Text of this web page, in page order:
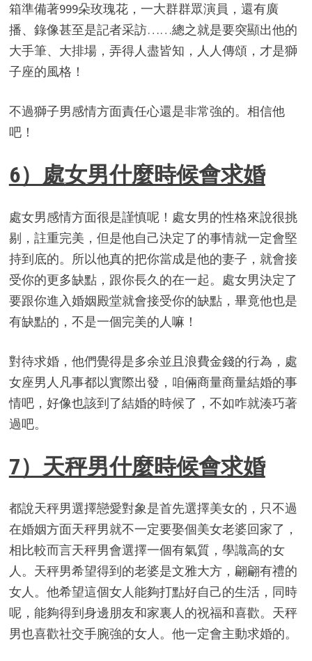
箱準備著999朵玫瑰花，一大群群眾演員，還有廣
播、錄像甚至是記者采訪……總之就是要突顯出他的
大手筆、大排場，弄得人盡皆知，人人傳頌，才是獅
子座的風格！
不過獅子男感情方面責任心還是非常強的。相信他
吧！
6）處女男什麼時候會求婚
處女男感情方面很是謹慎呢！處女男的性格來說很挑
剔，註重完美，但是他自己決定了的事情就一定會堅
持到底的。所以他真的把你當成是他的妻子，就會接
受你的更多缺點，跟你長久的在一起。處女男決定了
要跟你進入婚姻殿堂就會接受你的缺點，畢竟他也是
有缺點的，不是一個完美的人嘛！
對待求婚，他們覺得是多余並且浪費金錢的行為，處
女座男人凡事都以實際出發，咱倆商量商量結婚的事
情吧，好像也該到了結婚的時候了，不如咋就湊巧著
過吧。
7）天秤男什麼時候會求婚
都說天秤男選擇戀愛對象是首先選擇美女的，只不過
在婚姻方面天秤男就不一定要娶個美女老婆回家了，
相比較而言天秤男會選擇一個有氣質，學識高的女
人。天秤男希望得到的老婆是文雅大方，翩翩有禮的
女人。他希望這個女人能夠打點好自己的生活，同時
呢，能夠得到身邊朋友和家裏人的祝福和喜歡。天秤
男也喜歡社交手腕強的女人。他一定會主動求婚的。